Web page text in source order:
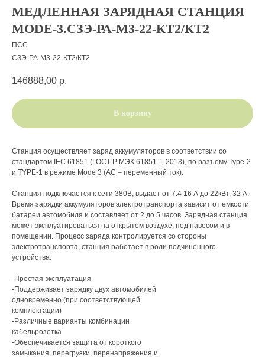
МЕДЛЕННАЯ ЗАРЯДНАЯ СТАНЦИЯ
MODE-3.СЗЭ-РА-М3-22-КT2/КТ2
ПСС
СЗЭ-РА-М3-22-КT2/КТ2
146888,00 р.
В корзину
Станция осуществляет заряд аккумуляторов в соответствии со
стандартом IEC 61851 (ГОСТ Р МЭК 61851-1-2013), по разъему Type-2
и TYPE-1 в режиме Mode 3 (AC – переменный ток).
Станция подключается к сети 380В, выдает от 7.4 16 А до 22кВт, 32 А.
Время зарядки аккумуляторов электротранспорта зависит от емкости
батареи автомобиля и составляет от 2 до 5 часов. Зарядная станция
может эксплуатироваться на открытом воздухе, под навесом и в
помещении. Процесс заряда контролируется со стороны
электротранспорта, станция работает в роли подчиненного
устройства.
-Простая эксплуатация
-Поддерживает зарядку двух автомобилей
одновременно (при соответствующей
комплектации)
-Различные варианты комбинации
кабельрозетка
-Обеспечивается защита от короткого
замыкания, перегрузки, перенапряжения и